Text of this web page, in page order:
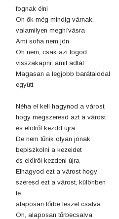
fognak élni
Oh ők még mindig várnak,
valamilyen meghívásra
Ami soha nem jön
Oh nem, csak azt fogod
visszakapni, amit adtál
Magasan a legjobb barátaiddal
együtt
Néha el kell hagynod a várost,
hogy megszeresd azt a várost
és elölről kezdd újra
De nem tűnik olyan jónak
bepiszkolni a kezeidet
és elölről kezdeni újra
Elhagyod ezt a várost hogy
szeresd ezt a várost, különben
te
alaposan tőrbe leszel csalva
Oh, alaposan tőrbecsalva